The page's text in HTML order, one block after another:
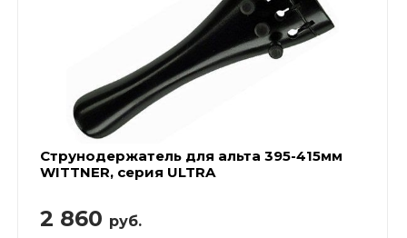
Струнодержатель для альта 395-415мм
WITTNER, серия ULTRA
2 860 руб.